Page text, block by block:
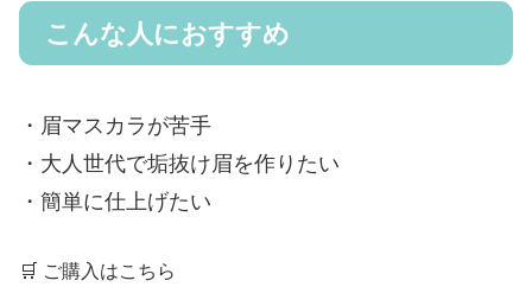
こんな人におすすめ
・眉マスカラが苦手
・大人世代で垢抜け眉を作りたい
・簡単に仕上げたい
🛒 ご購入はこちら